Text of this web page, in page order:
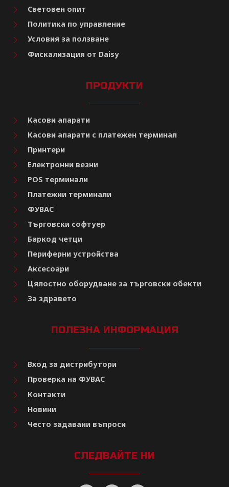
Световен опит
Политика по управление
Условия за ползване
Фискализация от Daisy
ПРОДУКТИ
Касови апарати
Касови апарати с платежен терминал
Принтери
Електронни везни
POS терминали
Платежни терминали
ФУВАС
Търговски софтуер
Баркод четци
Периферни устройства
Аксесоари
Цялостно оборудване за търговски обекти
За здравето
ПОЛЕЗНА ИНФОРМАЦИЯ
Вход за дистрибутори
Проверка на ФУВАС
Контакти
Новини
Често задавани въпроси
СЛЕДВАЙТЕ НИ